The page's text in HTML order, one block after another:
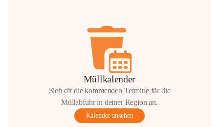
Müllkalender
Sieh dir die kommenden Termine für die
Müllabfuhr in deiner Region an.
Kalender ansehen